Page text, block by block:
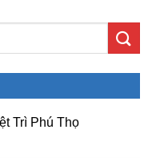
Trì Phú Thọ